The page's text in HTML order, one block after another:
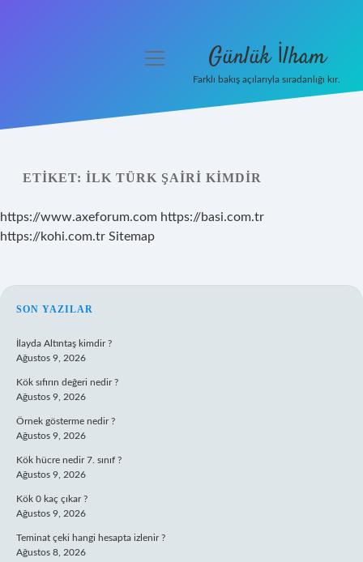
Yasal Uyarı
Hakkımızda
menüyü
Günlük İlham
Farklı bakış açılarıyla sıradanlığı kır.
ETIKET: İLK TÜRK ŞAIRI KIMDIR
https://www.axeforum.com https://basi.com.tr
https://kohi.com.tr Sitemap
SIDEBAR
SON YAZILAR
İlayda Altıntaş kimdir ?
Ağustos 9, 2026
Kök sıfırın değeri nedir ?
Ağustos 9, 2026
Örnek gösterme nedir ?
Ağustos 9, 2026
Kök hücre nedir 7. sınıf ?
Ağustos 9, 2026
Kök 0 kaç çıkar ?
Ağustos 9, 2026
Teminat çeki hangi hesapta izlenir ?
Ağustos 8, 2026